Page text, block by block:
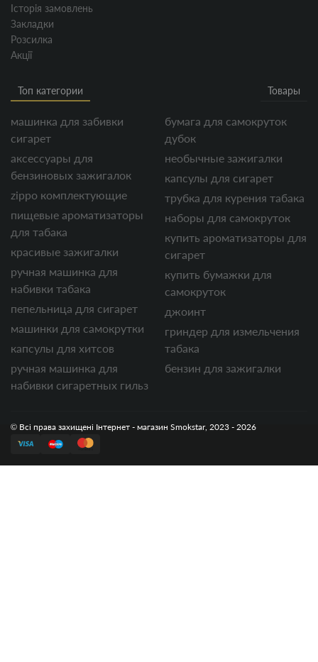
Історія замовлень
Закладки
Розсилка
Акції
Топ категории Товары
машинка для забивки
сигарет
аксессуары для
бензиновых зажигалок
zippo комплектующие
пищевые ароматизаторы
для табака
красивые зажигалки
ручная машинка для
набивки табака
пепельница для сигарет
машинки для самокрутки
капсулы для хитсов
ручная машинка для
набивки сигаретных гильз
бумага для самокруток
дубок
необычные зажигалки
капсулы для сигарет
трубка для курения табака
наборы для самокруток
купить ароматизаторы для
сигарет
купить бумажки для
самокруток
джоинт
гриндер для измельчения
табака
бензин для зажигалки
© Всі права захищені Інтернет - магазин Smokstar, 2023 - 2026